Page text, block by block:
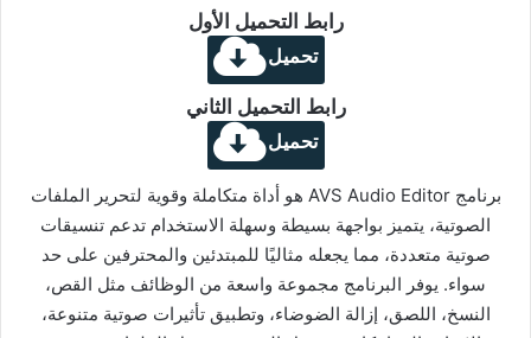
رابط التحميل الأول
تحميل
رابط التحميل الثاني
تحميل
برنامج AVS Audio Editor هو أداة متكاملة وقوية لتحرير الملفات
الصوتية، يتميز بواجهة بسيطة وسهلة الاستخدام تدعم تنسيقات
صوتية متعددة، مما يجعله مثاليًا للمبتدئين والمحترفين على حد
سواء. يوفر البرنامج مجموعة واسعة من الوظائف مثل القص،
النسخ، اللصق، إزالة الضوضاء، وتطبيق تأثيرات صوتية متنوعة،